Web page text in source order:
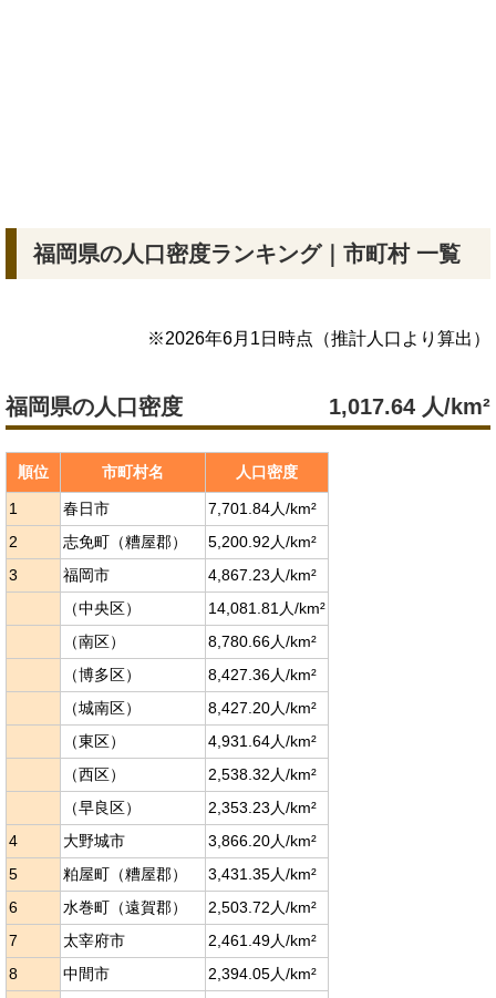
福岡県の人口密度ランキング｜市町村 一覧
※2026年6月1日 時点（推計人口より算出）
福岡県の人口密度 1,017.64 人/km²
順位 市町村名 人口密度
1 春日市
7,701.84人/km²
2
志免町（糟屋郡）
5,200.92人/km²
3
福岡市
4,867.23人/km²
（中央区）
14,081.81人/km²
（南区）
8,780.66人/km²
（博多区）
8,427.36人/km²
（城南区）
8,427.20人/km²
（東区）
4,931.64人/km²
（西区）
2,538.32人/km²
（早良区）
2,353.23人/km²
4
大野城市
3,866.20人/km²
5
粕屋町（糟屋郡）
3,431.35人/km²
6
水巻町（遠賀郡）
2,503.72人/km²
7
太宰府市
2,461.49人/km²
8
中間市
2,394.05人/km²